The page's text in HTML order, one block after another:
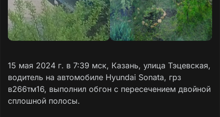
15 мая 2024 г. в 7:39 мск, Казань, улица Тэцевская,
водитель на автомобиле Hyundai Sonata, грз
в266тм16, выполнил обгон с пересечением двойной
сплошной полосы.